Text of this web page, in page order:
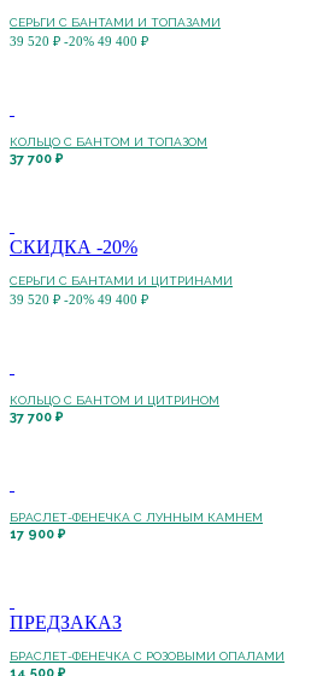
СЕРЬГИ С БАНТАМИ И ТОПАЗАМИ
39 520 ₽ -20% 49 400 ₽
КОЛЬЦО С БАНТОМ И ТОПАЗОМ
37 700 ₽
СКИДКА -20%
СЕРЬГИ С БАНТАМИ И ЦИТРИНАМИ
39 520 ₽ -20% 49 400 ₽
КОЛЬЦО С БАНТОМ И ЦИТРИНОМ
37 700 ₽
БРАСЛЕТ-ФЕНЕЧКА С ЛУННЫМ КАМНЕМ
17 900 ₽
ПРЕДЗАКАЗ
БРАСЛЕТ-ФЕНЕЧКА С РОЗОВЫМИ ОПАЛАМИ